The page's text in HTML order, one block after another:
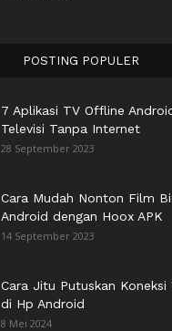
POSTING POPULER
7 Aplikasi TV Offline
Televisi Tanpa Internet
28 September 2023
Cara Mudah Nonton Film
Android dengan Hoox APK
14 September 2023
Cara Jitu Putuskan Koneksi
di Hp Android
8 Mei 2024